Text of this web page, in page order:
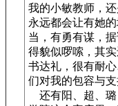
我的小敏教师，
永远都会让有她
当，有勇有谋，
得貌似啰嗦，其
书达礼，很有耐
们对我的包容与支
还有阳、超、璐